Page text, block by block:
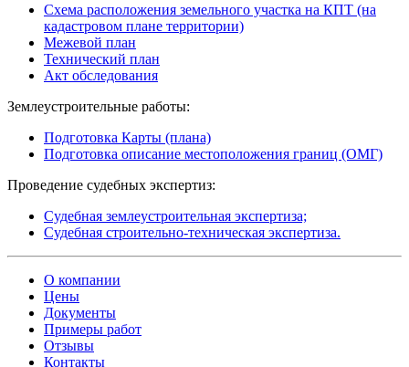
Схема расположения земельного участка на КПТ (на
кадастровом плане территории)
Межевой план
Технический план
Акт обследования
Землеустроительные работы:
Подготовка Карты (плана)
Подготовка описание местоположения границ (ОМГ)
Проведение судебных экспертиз:
Судебная землеустроительная экспертиза;
Судебная строительно-техническая экспертиза.
О компании
Цены
Документы
Примеры работ
Отзывы
Контакты